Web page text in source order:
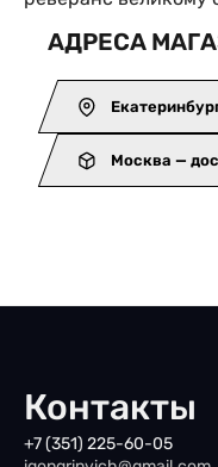
АДРЕСА
Москва —
Контакты
+7 (351) 225-60-05